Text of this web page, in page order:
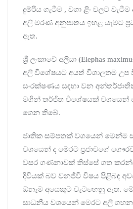
දුම්රිය ගැටීම , වගා ළිං වලට
අලි මරණ අනුපාතය ඉහළ යෑමට
ඇත.
ශ්‍රී ලංකාවේ අලියා (Elephas
අලි විශේෂයට අයත් විශාලතම
සංරක්ෂණය සඳහා වන
මගින් තර්ජිත විශේෂයක් වශයෙන්
ගෙන තිබේ.
ජාතික සම්පතක් වශයෙන් මෙන්ම
වශයෙන් ද මෙරට ප්‍රජාවගේ
වසර ගණනාවක් තිස්සේ ගත
දිවියක් බව වනජීවී විෂය පිළිබඳ
ඕනෑම අයෙකුට වැටහෙනු ඇත.
සාධනීය වශයෙන් මෙරට අලි